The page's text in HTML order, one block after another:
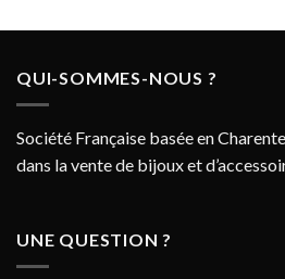
QUI-SOMMES-NOUS ?
Société Française basée en
dans la vente de bijoux et
UNE QUESTION ?